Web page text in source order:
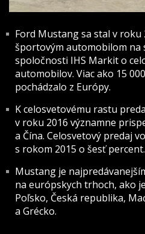
Ford Mustang sa stal v roku
športovým automobilom na
spoločnosti IHS Markit o
automobilov. Viac ako 15
pochádzalo z Európy.
K celosvetovému rastu
v roku 2016 významne
a Čína. Celosvetový predaj
s rokom 2015 o šesť percent.
Mustang je
na európskych trhoch, ako
Poľsko, Česká republika,
a Grécko.